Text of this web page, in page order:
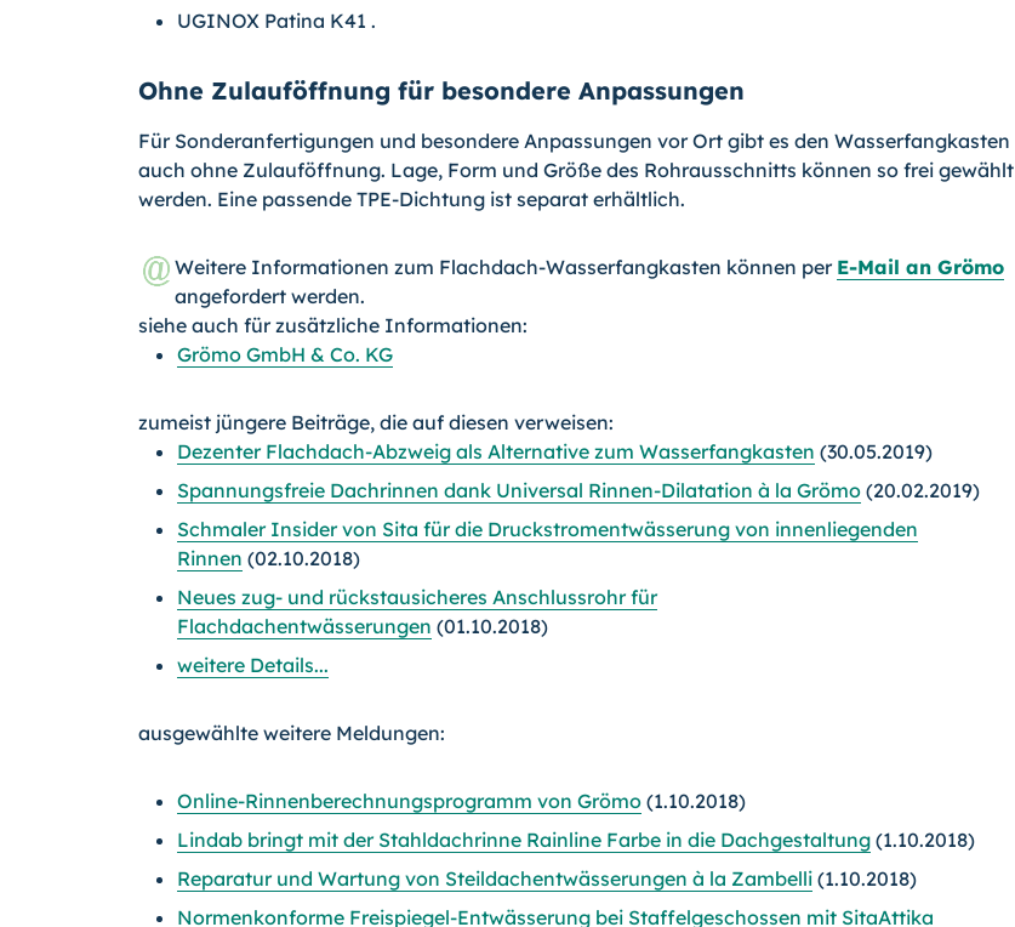
UGINOX Patina K41 .
Ohne Zulauföffnung für besondere Anpassungen
Für Sonderanfertigungen und besondere Anpassungen vor Ort gibt es den Wasserfangkasten
auch ohne Zulauföffnung. Lage, Form und Größe des Rohrausschnitts können so frei gewählt
werden. Eine passende TPE-Dichtung ist separat erhältlich.
Weitere Informationen zum Flachdach-Wasserfangkasten können per E-Mail an Grömo
angefordert werden.
siehe auch für zusätzliche Informationen:
Grömo GmbH & Co. KG
zumeist jüngere Beiträge, die auf diesen verweisen:
Dezenter Flachdach-Abzweig als Alternative zum Wasserfangkasten (30.05.2019)
Spannungsfreie Dachrinnen dank Universal Rinnen-Dilatation à la Grömo (20.02.2019)
Schmaler Insider von Sita für die Druckstromentwässerung von innenliegenden
Rinnen (02.10.2018)
Neues zug- und rückstausicheres Anschlussrohr für
Flachdachentwässerungen (01.10.2018)
weitere Details...
ausgewählte weitere Meldungen:
Online-Rinnenberechnungsprogramm von Grömo (1.10.2018)
Lindab bringt mit der Stahldachrinne Rainline Farbe in die Dachgestaltung (1.10.2018)
Reparatur und Wartung von Steildachentwässerungen à la Zambelli (1.10.2018)
Normenkonforme Freispiegel-Entwässerung bei Staffelgeschossen mit SitaAttika